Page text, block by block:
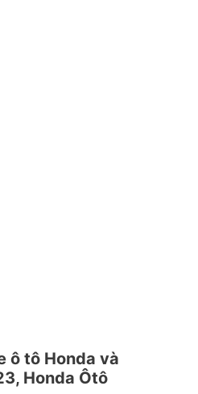
ô tô Honda và
Honda Ôtô